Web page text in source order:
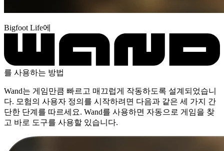
Bigfoot Life에
를 사용하는 방법
Wand는 게임만큼 빠르고 매끄럽게 작동하도록 설계되었습니
다. 모험의 사용자 정의를 시작하려면 다음과 같은 세 가지 간
단한 단계를 따르세요. Wand를 사용하면 자동으로 게임을 찾
고 바로 도구를 사용할 있습니다.